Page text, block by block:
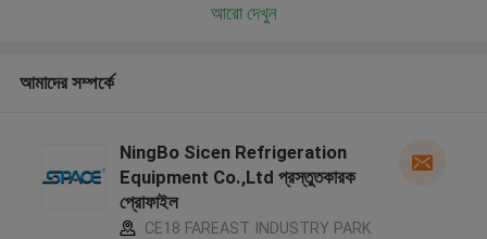
আরো দেখুন
আমাদের সম্পর্কে
NingBo Sicen Refrigeration
Equipment Co.,Ltd প্রস্তুতকারক
প্রোফাইল
CE18 FAREAST INDUSTRY PARK